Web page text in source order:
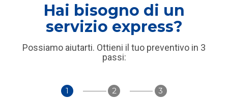
Hai bisogno di un
servizio express?
Possiamo aiutarti. Ottieni il tuo preventivo in 3
passi:
1 2 3